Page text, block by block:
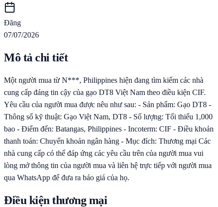
Đăng
07/07/2026
Mô tả chi tiết
Một người mua từ N***, Philippines hiện đang tìm kiếm các nhà
cung cấp đáng tin cậy của gạo DT8 Việt Nam theo điều kiện CIF.
Yêu cầu của người mua được nêu như sau: - Sản phẩm: Gạo DT8 -
Thông số kỹ thuật: Gạo Việt Nam, DT8 - Số lượng: Tối thiểu 1,000
bao - Điểm đến: Batangas, Philippines - Incoterm: CIF - Điều khoản
thanh toán: Chuyển khoản ngân hàng - Mục đích: Thương mại Các
nhà cung cấp có thể đáp ứng các yêu cầu trên của người mua vui
lòng mở thông tin của người mua và liên hệ trực tiếp với người mua
qua WhatsApp để đưa ra báo giá của họ.
Điều kiện thương mại